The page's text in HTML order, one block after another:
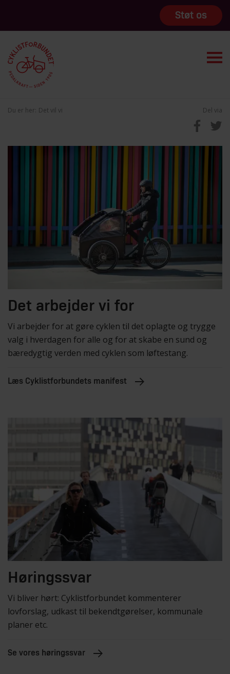
Støt os
Du er her: Det vil vi Del via
Det arbejder vi for
Vi arbejder for at gøre cyklen til det oplagte og trygge
valg i hverdagen for alle og for at skabe en sund og
bæredygtig verden med cyklen som løftestang.
Læs Cyklistforbundets manifest
Høringssvar
Vi bliver hørt: Cyklistforbundet kommenterer
lovforslag, udkast til bekendtgørelser, kommunale
planer etc.
Se vores høringssvar